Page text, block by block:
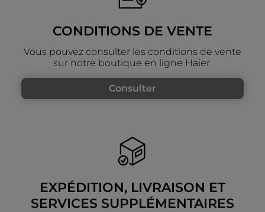
CONDITIONS DE VENTE
Vous pouvez consulter les conditions de vente
sur notre boutique en ligne Haier.
Consulter
EXPÉDITION, LIVRAISON ET
SERVICES SUPPLÉMENTAIRES